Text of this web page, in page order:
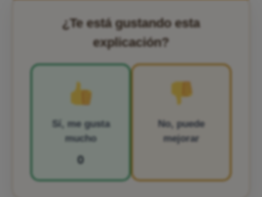
¿Te está gustando esta
explicación?
Sí, me gusta
mucho
0
No, puede
mejorar